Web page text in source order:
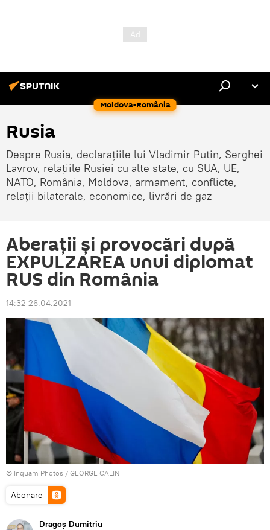
Moldova-România
Rusia
Despre Rusia, declarațiile lui Vladimir Putin, Serghei
Lavrov, relațiile Rusiei cu alte state, cu SUA, UE,
NATO, România, Moldova, armament, conflicte,
relații bilaterale, economice, livrări de gaz
Aberații și provocări după
EXPULZAREA unui diplomat
RUS din România
14:32 26.04.2021
© Inquam Photos / GEORGE CALIN
Abonare
Dragoș Dumitriu